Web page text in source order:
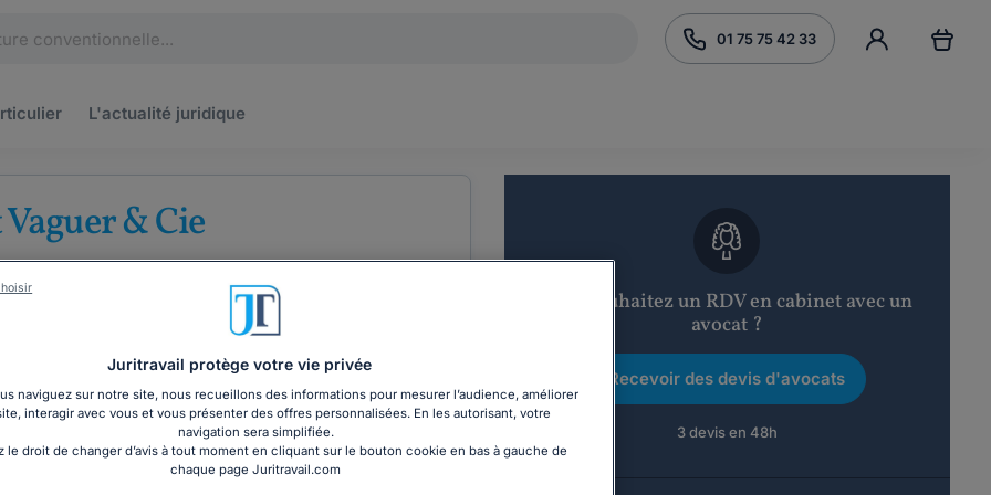
01 75 75 42 33
L'actualité juridique
& Cie
au barreau de Paris
Droit commercial
COORDONNÉES
Vous souhaitez un RDV en cabinet avec un
avocat ?
Recevoir des devis d'avocats
3 devis en 48h
Juritravail protège votre vie privée
naviguez sur notre site, nous recueillons des informations pour mesurer l’audience, améliorer
interagir avec vous et vous présenter des offres personnalisées. En les autorisant, votre
navigation sera simplifiée.
le droit de changer d’avis à tout moment en cliquant sur le bouton cookie en bas à gauche de
chaque page Juritravail.com